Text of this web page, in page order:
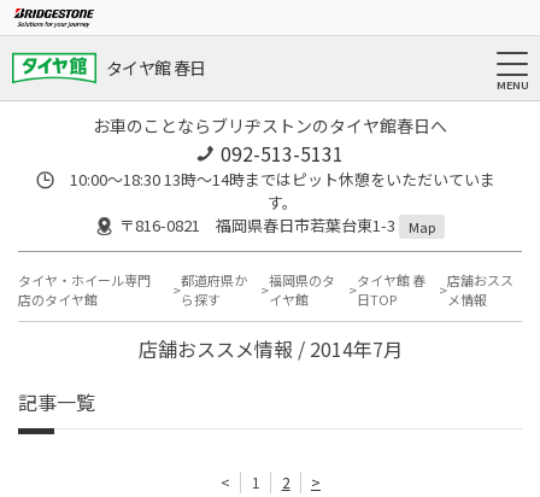
タイヤ館 春日
お車のことならブリヂストンのタイヤ館春日へ
092-513-5131
10:00～18:30 13時〜14時まではピット休憩をいただいていま
す。
〒816-0821 福岡県春日市若葉台東1-3
Map
タイヤ・ホイール専門
店のタイヤ館
都道府県か
ら探す
福岡県のタ
イヤ館
タイヤ館 春
日TOP
店舗おスス
メ情報
店舗おススメ情報 / 2014年7月
記事一覧
< 1 2 >